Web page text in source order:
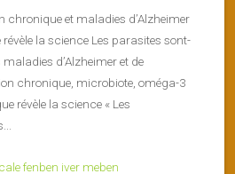
et maladies d’Alzheimer
la science Les parasites sont-
d’Alzheimer et de
chronique, microbiote, oméga-3
révèle la science « Les